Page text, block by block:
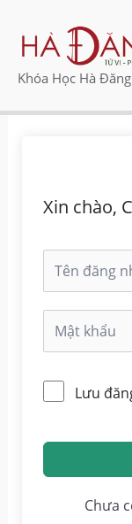
dung
Khóa Học Hà Đăng
Xin chào,
Lưu
Chưa